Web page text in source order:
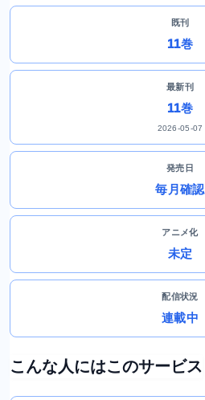
既刊
11巻
最新刊
11巻
2026-05-07
発売日
毎月確認
アニメ化
未定
配信状況
連載中
こんな人にはこのサービス